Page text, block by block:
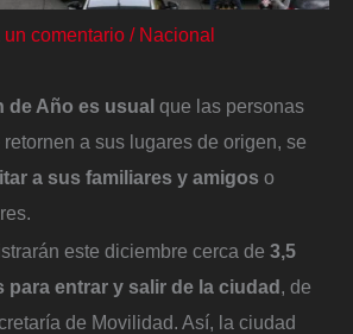
un comentario / Nacional
de Año es usual que las personas
retornen a sus lugares de origen, se
a sus familiares y amigos o
este diciembre cerca de 3,5
para entrar y salir de la ciudad, de
de Movilidad. Así, la ciudad